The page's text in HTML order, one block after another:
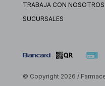
TRABAJA CON NOSOTROS
SUCURSALES
© Copyright 2026 /